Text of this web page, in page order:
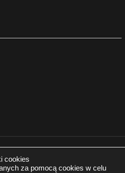
Realizacja:
cookies
za pomocą cookies w celu